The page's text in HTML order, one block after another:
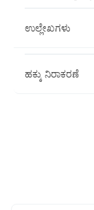
ಉಲ್ಲೇಖಗಳು
https://
ಹಕ್ಕು ನಿರಾಕರಣೆ